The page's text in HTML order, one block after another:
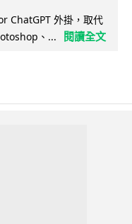
ChatGPT 外掛，取代
、...
閱讀全文